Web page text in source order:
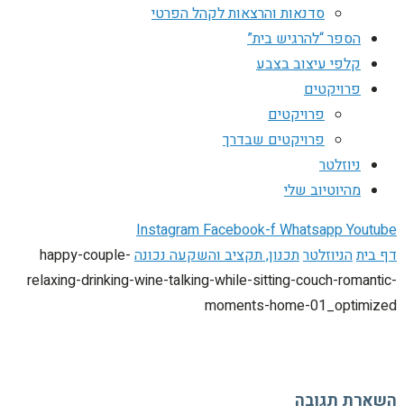
סדנאות והרצאות לקהל הפרטי
הספר “להרגיש בית”
קלפי עיצוב בצבע
פרויקטים
פרויקטים
פרויקטים שבדרך
ניוזלטר
מהיוטיוב שלי
InstagramFacebook-fWhatsappYoutube
דף ביתהניוזלטרתכנון, תקציב והשקעה נכונה happy-couple-
relaxing-drinking-wine-talking-while-sitting-couch-romantic-
moments-home-01_optimized
השארת תגובה